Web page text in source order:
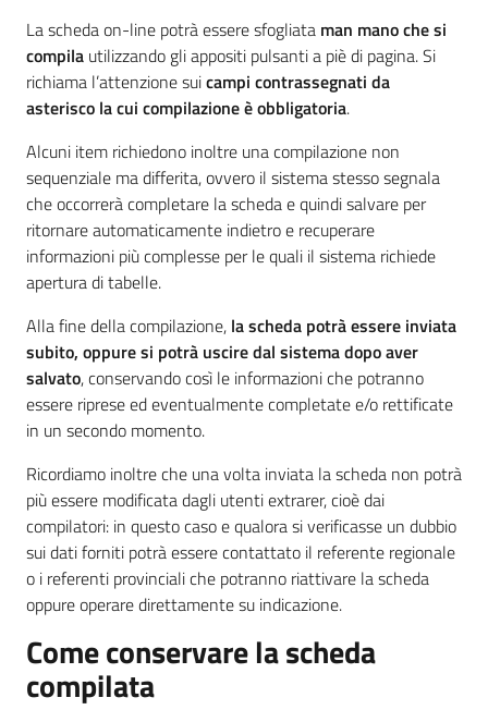
La scheda on-line potrà essere sfogliata man mano che si
compila utilizzando gli appositi pulsanti a piè di pagina. Si
richiama l’attenzione suicampi contrassegnati da
asterisco la cui compilazione è obbligatoria.
Alcuni item richiedono inoltre una compilazione non
sequenziale ma differita, ovvero il sistema stesso segnala
che occorrerà completare la scheda e quindi salvare per
ritornare automaticamente indietro e recuperare
informazioni più complesse per le quali il sistema richiede
apertura di tabelle.
Alla fine della compilazione, la scheda potrà essere inviata
subito, oppure si potrà uscire dal sistema dopo aver
salvato, conservando così le informazioni che potranno
essere riprese ed eventualmente completate e/o rettificate
in un secondo momento.
Ricordiamo inoltre che una volta inviata la scheda non potrà
più essere modificata dagli utenti extrarer, cioè dai
compilatori: in questo caso e qualora si verificasse un dubbio
sui dati forniti potrà essere contattato il referente regionale
o i referenti provinciali che potranno riattivare la scheda
oppure operare direttamente su indicazione.
Come conservare la scheda
compilata